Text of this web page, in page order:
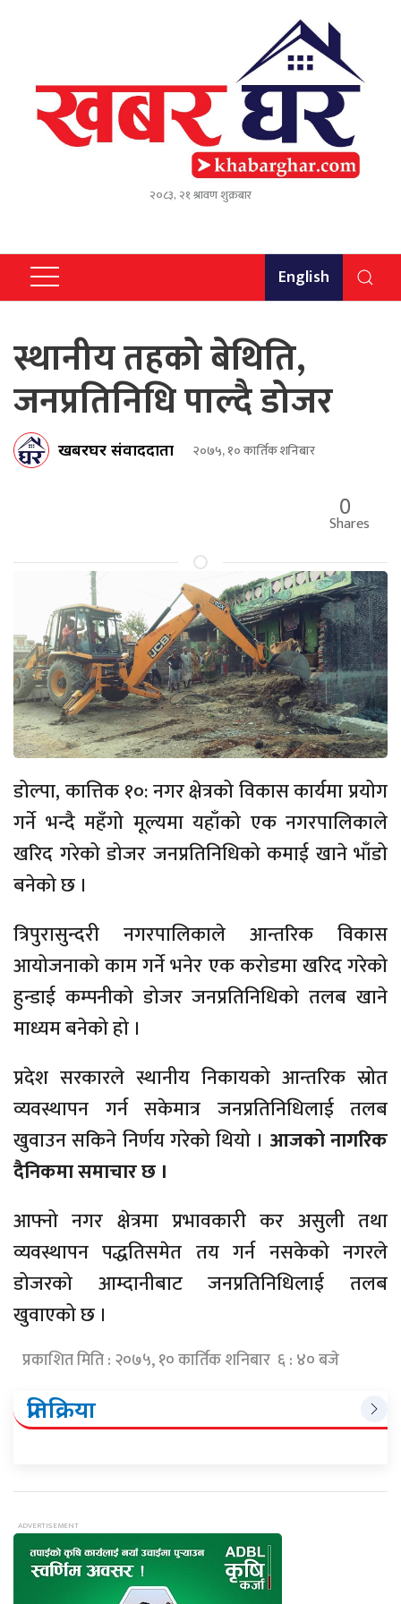
२०८३, २१ श्रावण शुक्रबार
English
स्थानीय तहको बेथिति,
जनप्रतिनिधि पाल्दै डोजर
खबरघर संवाददाता २०७५, १० कार्तिक शनिबार
0
Shares
डोल्पा, कात्तिक १०: नगर क्षेत्रको विकास कार्यमा प्रयोग
गर्ने भन्दै महँगो मूल्यमा यहाँको एक नगरपालिकाले
खरिद गरेको डोजर जनप्रतिनिधिको कमाई खाने भाँडो
बनेको छ ।
त्रिपुरासुन्दरी नगरपालिकाले आन्तरिक विकास
आयोजनाको काम गर्ने भनेर एक करोडमा खरिद गरेको
हुन्डाई कम्पनीको डोजर जनप्रतिनिधिको तलब खाने
माध्यम बनेको हो ।
प्रदेश सरकारले स्थानीय निकायको आन्तरिक स्रोत
व्यवस्थापन गर्न सकेमात्र जनप्रतिनिधिलाई तलब
खुवाउन सकिने निर्णय गरेको थियो ।आजको नागरिक
दैनिकमा समाचार छ ।
आफ्नो नगर क्षेत्रमा प्रभावकारी कर असुली तथा
व्यवस्थापन पद्धतिसमेत तय गर्न नसकेको नगरले
डोजरको आम्दानीबाट जनप्रतिनिधिलाई तलब
खुवाएको छ ।
प्रकाशित मिति : २०७५, १० कार्तिक शनिबार ६ : ४० बजे
प्रतिक्रिया